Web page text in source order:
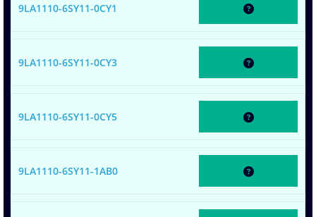
9LA1110-6SY11-0CY1
9LA1110-6SY11-0CY3
9LA1110-6SY11-0CY5
9LA1110-6SY11-1AB0